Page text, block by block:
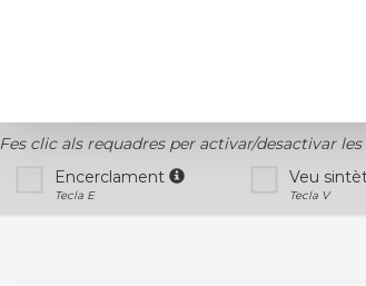
Fes clic als requadres per activar/desactivar
Encerclament
Tecla E
Veu
Tecla V